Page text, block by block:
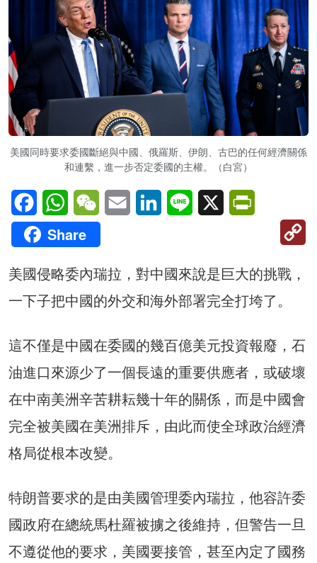
美國同時要求委國斷絕與中國、俄羅斯、伊朗、古巴的任何經濟關係
和連繫，進一步否定委國的主權。（白宮）
FacebookWhatsAppWeChatEmail LinkedInLine X
Share
美國侵略委內瑞拉，對中國來說是巨大的挑戰，
一下子把中國的外交和海外部署完全打垮了。
這不僅是中國在委國的幾百億美元投資報廢，石
油進口來源少了一個長遠的重要供應者，或破壞
在中南美洲辛苦耕耘幾十年的關係，而是中國會
完全被美國在美洲排斥，由此而使全球政治經濟
格局從根本改變。
特朗普要求的是由美國管理委內瑞拉，他容許委
國政府在總統馬杜羅被擄之後維持，但警告一旦
不遵從他的要求，美國要接管，甚至內定了國務